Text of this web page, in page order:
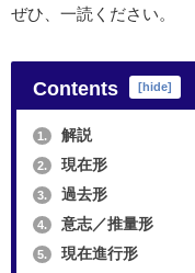
ぜひ、一読ください。
Contents [hide]
1. 解説
2. 現在形
3. 過去形
4. 意志／推量形
5. 現在進行形